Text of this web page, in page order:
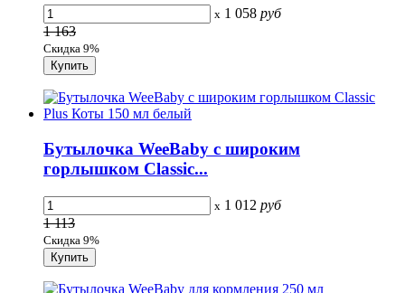
x 1 058 руб
1 163
Скидка 9%
Бутылочка WeeBaby с широким
горлышком Classic...
x 1 012 руб
1 113
Скидка 9%